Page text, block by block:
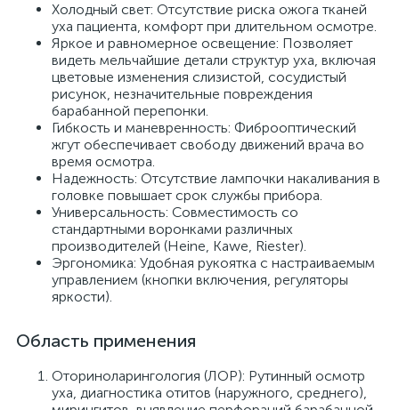
Холодный свет: Отсутствие риска ожога тканей
уха пациента, комфорт при длительном осмотре.
Яркое и равномерное освещение: Позволяет
видеть мельчайшие детали структур уха, включая
цветовые изменения слизистой, сосудистый
рисунок, незначительные повреждения
барабанной перепонки.
Гибкость и маневренность: Фиброоптический
жгут обеспечивает свободу движений врача во
время осмотра.
Надежность: Отсутствие лампочки накаливания в
головке повышает срок службы прибора.
Универсальность: Совместимость со
стандартными воронками различных
производителей (Heine, Kawe, Riester).
Эргономика: Удобная рукоятка с настраиваемым
управлением (кнопки включения, регуляторы
яркости).
Область применения
Оториноларингология (ЛОР): Рутинный осмотр
уха, диагностика отитов (наружного, среднего),